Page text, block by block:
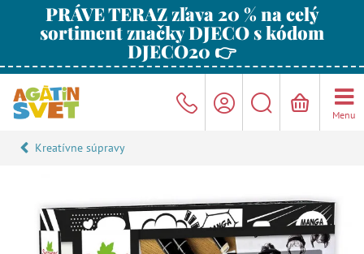
PRÁVE TERAZ zľava 20 % na celý
sortiment značky DJECO s kódom
DJECO20 👉
Menu
Kreatívne súpravy